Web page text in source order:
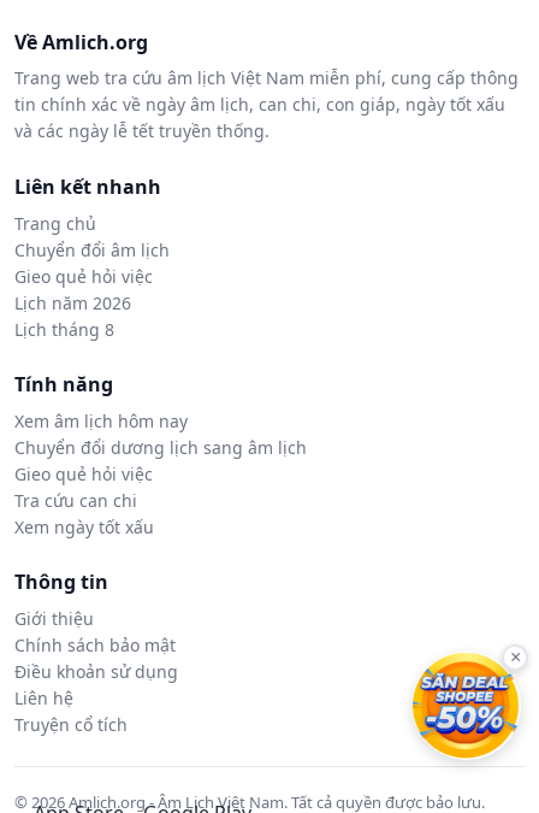
Về Amlich.org
Trang web tra cứu âm lịch Việt Nam miễn phí, cung cấp thông
tin chính xác về ngày âm lịch, can chi, con giáp, ngày tốt xấu
và các ngày lễ tết truyền thống.
Liên kết nhanh
Trang chủ
Chuyển đổi âm lịch
Gieo quẻ hỏi việc
Lịch năm 2026
Lịch tháng 8
Tính năng
Xem âm lịch hôm nay
Chuyển đổi dương lịch sang âm lịch
Gieo quẻ hỏi việc
Tra cứu can chi
Xem ngày tốt xấu
Thông tin
Giới thiệu
Chính sách bảo mật
Điều khoản sử dụng
Liên hệ
Truyện cổ tích
© 2026 Amlich.org - Âm Lịch Việt Nam. Tất cả quyền được bảo lưu.
×